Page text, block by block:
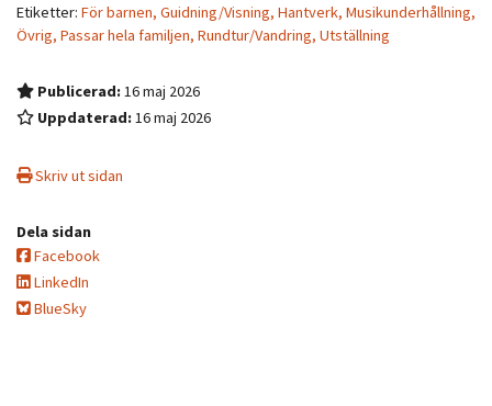
Etiketter: För barnen, Guidning/Visning, Hantverk, Musikunderhållning,
Övrig, Passar hela familjen, Rundtur/Vandring, Utställning
Publicerad:16 maj 2026
Uppdaterad:16 maj 2026
Skriv ut sidan
Dela sidan
Facebook
LinkedIn
BlueSky